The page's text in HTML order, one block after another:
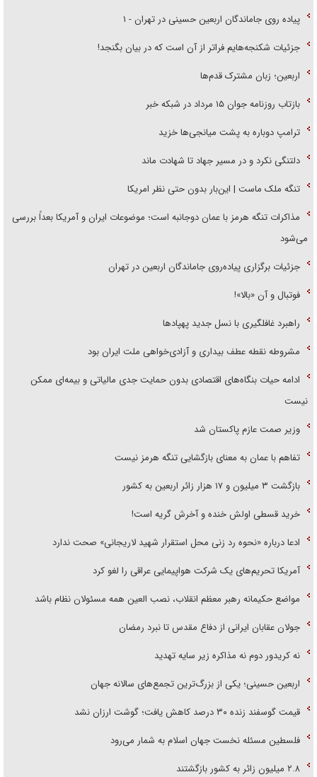
پیاده روی جاماندگان اربعین حسینی در تهران - ۱
جزئیات شکنجه‌هایم فراتر از آن است که در بیان بگنجد!
اربعین؛ زبان مشترک قدم‌ها
بازتاب روزنامه جوان ۱۵ مرداد در شبکه خبر
ترامپ دوباره به پشت میانجی‌ها خزید
دلتنگی نکرد و در مسیر جهاد تا شهادت ماند
تنگه ملک ماست | این‌بار بدون حتی نظر امریکا
مذاکرات تنگه هرمز با عمان دوجانبه است؛ موضوعات ایران و آمریکا بعداً بررسی
می‌شود
جزئیات برگزاری پیاده‌روی جاماندگان اربعین در تهران
فوتبال و آن «بالا»!
راهبرد غافلگیری با نسل جدید پهپاد‌ها
مشروطه نقطه عطف بیداری و آزادی‌خواهی ملت ایران بود
ادامه حیات بنگاه‌های اقتصادی بدون حمایت جدی مالیاتی و بیمه‌ای ممکن
نیست
وزیر صمت عازم پاکستان شد
تفاهم با عمان به معنای بازگشایی تنگه هرمز نیست
بازگشت ۳ میلیون و ۱۷ هزار زائر اربعین به کشور
خرید قسطی اولش خنده و آخرش گریه است!
ادعا درباره «نحوه رد زنی محل استقرار شهید لاریجانی» صحت ندارد
آمریکا تحریم‌های یک شرکت هواپیمایی عراقی را لغو کرد
مواضع حکیمانه رهبر معظم انقلاب، نصب العین همه مسئولان نظام باشد
جولان عقابان ایرانی از دفاع مقدس تا نبرد رمضان
نه کریدور دوم نه مذاکره زیر سایه تهدید
اربعین حسینی؛ یکی از بزرگ‌ترین تجمع‌های سالانه جهان
قیمت گوسفند زنده ۳۰ درصد کاهش یافت؛ گوشت ارزان نشد
فلسطین مسئله نخست جهان اسلام به شمار می‌رود
۲.۸ میلیون زائر به کشور بازگشتند